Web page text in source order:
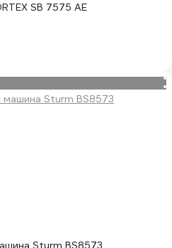
SB 7575 AE
Sturm BS8573